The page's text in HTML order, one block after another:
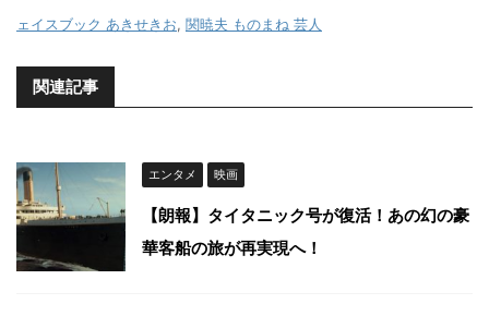
ェイスブック あきせきお, 関暁夫 ものまね 芸人
関連記事
エンタメ 映画
【朗報】タイタニック号が復活！あの幻の豪
華客船の旅が再実現へ！